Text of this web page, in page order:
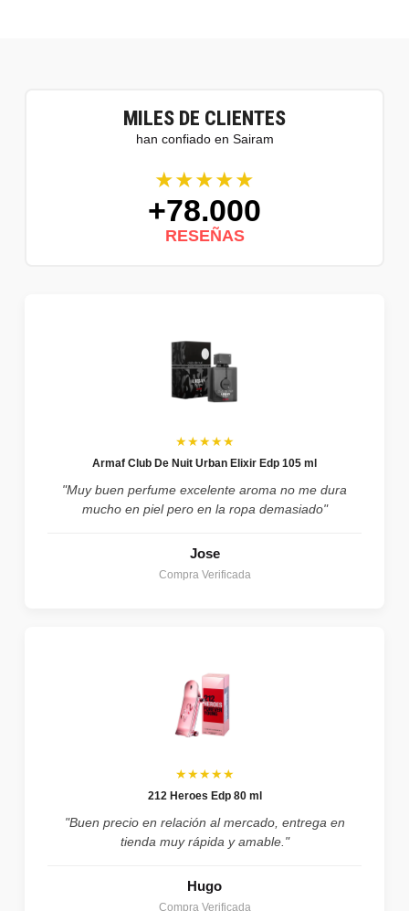
MILES DE CLIENTES
han confiado en Sairam
★★★★★
+78.000
RESEÑAS
★★★★★
Armaf Club De Nuit Urban Elixir Edp 105 ml
"Muy buen perfume excelente aroma no me dura
mucho en piel pero en la ropa demasiado"
Jose
Compra Verificada
★★★★★
212 Heroes Edp 80 ml
"Buen precio en relación al mercado, entrega en
tienda muy rápida y amable."
Hugo
Compra Verificada